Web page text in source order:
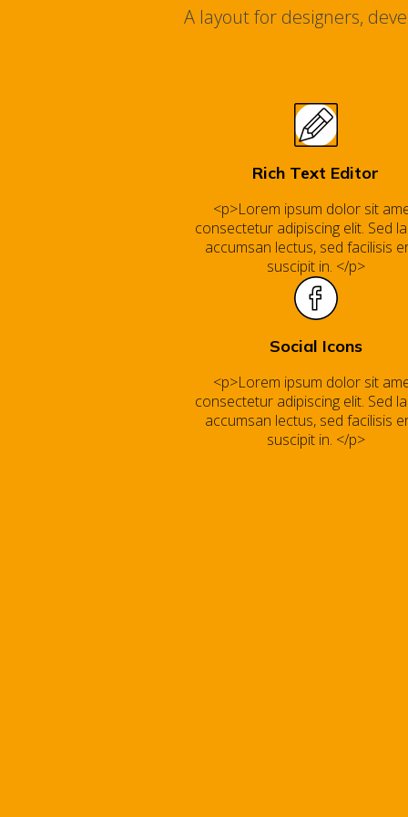
A layout for designers,
Rich Text Editor
<p>Lorem ipsum dolor sit
consectetur adipiscing elit. Sed
accumsan lectus, sed facilisis
suscipit in. </p>
Social Icons
<p>Lorem ipsum dolor sit
consectetur adipiscing elit. Sed
accumsan lectus, sed facilisis
suscipit in. </p>